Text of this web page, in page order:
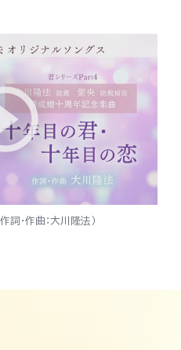
詞・作曲：大川隆法）